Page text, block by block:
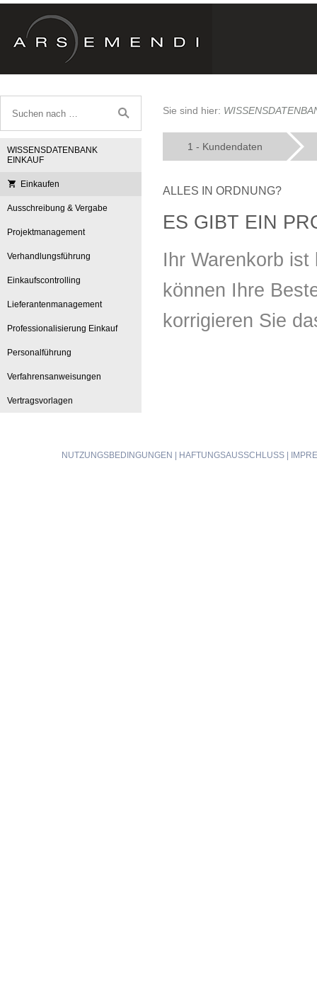
WISSENSDATENBANK
EINKAUF
Einkaufen
Ausschreibung & Vergabe
Projektmanagement
Verhandlungsführung
Einkaufscontrolling
Lieferantenmanagement
Professionalisierung Einkauf
Personalführung
Verfahrensanweisungen
Vertragsvorlagen
Sie sind hier:
1 - Kundendaten
ALLES IN ORDNUNG?
ES GIBT EIN
Ihr Warenkorb
können Ihre
korrigieren Sie
NUTZUNGSBEDINGUNGEN HAFTUNGSAUSSCHLUSS